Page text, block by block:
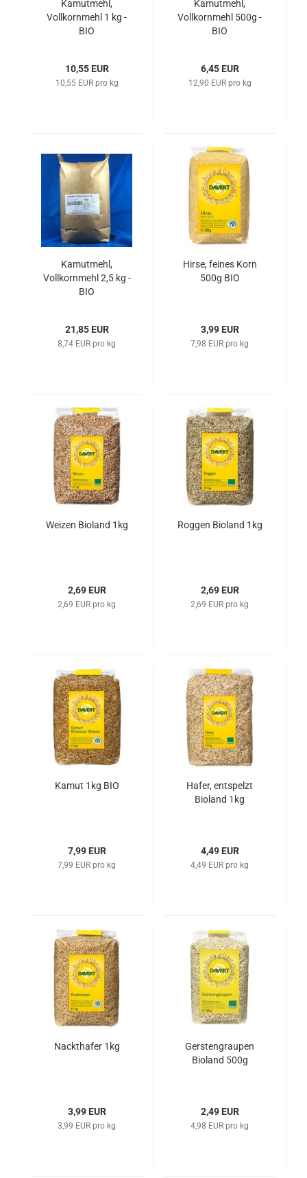
Kamutmehl,
Vollkornmehl 1 kg -
BIO
10,55 EUR
10,55 EUR pro kg
Kamutmehl,
Vollkornmehl 500g -
BIO
6,45 EUR
12,90 EUR pro kg
Kamutmehl,
Vollkornmehl 2,5 kg -
BIO
21,85 EUR
8,74 EUR pro kg
Hirse, feines Korn
500g BIO
3,99 EUR
7,98 EUR pro kg
Weizen Bioland 1kg
2,69 EUR
2,69 EUR pro kg
Roggen Bioland 1kg
2,69 EUR
2,69 EUR pro kg
Kamut 1kg BIO
7,99 EUR
7,99 EUR pro kg
Hafer, entspelzt
Bioland 1kg
4,49 EUR
4,49 EUR pro kg
Nackthafer 1kg
3,99 EUR
3,99 EUR pro kg
Gerstengraupen
Bioland 500g
2,49 EUR
4,98 EUR pro kg